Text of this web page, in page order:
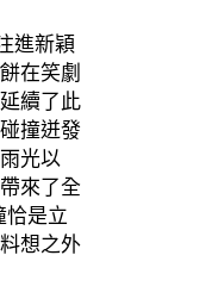
進新穎
在笑劇
續了此
撞迸發
光以
來了全
恰是立
想之外